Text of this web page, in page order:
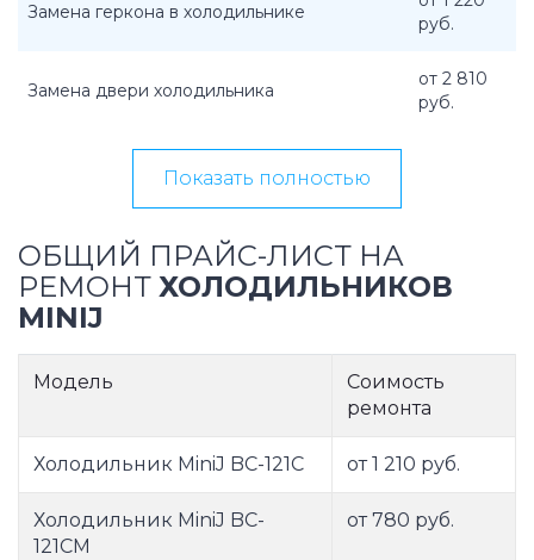
Замена геркона в холодильнике
руб.
Замена двери холодильника
от 2 810
руб.
Показать полностью
ОБЩИЙ ПРАЙС-ЛИСТ НА
РЕМОНТ ХОЛОДИЛЬНИКОВ
MINIJ
Модель
Соимость
ремонта
Холодильник MiniJ BC-121C от 1 210 руб.
Холодильник MiniJ BC-
121CM
от 780 руб.